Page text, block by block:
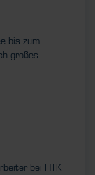
bis zum
großes
bei HTK